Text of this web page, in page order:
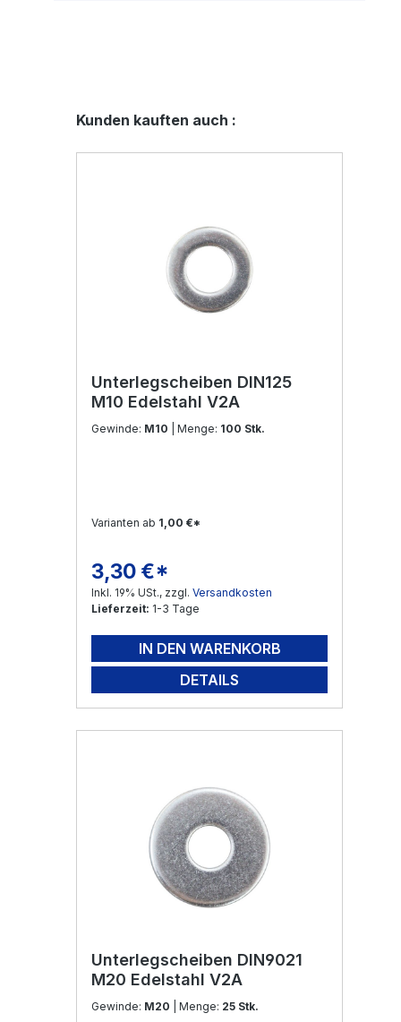
Produktgalerie überspringen
Kunden kauften auch :
Unterlegscheiben DIN125
M10 Edelstahl V2A
Gewinde: M10 | Menge: 100 Stk.
Varianten ab 1,00 €*
Regulärer Preis:
3,30 €*
Inkl. 19% USt., zzgl. Versandkosten
Lieferzeit: 1-3 Tage
IN DEN WARENKORB
DETAILS
Unterlegscheiben DIN9021
M20 Edelstahl V2A
Gewinde: M20 | Menge: 25 Stk.